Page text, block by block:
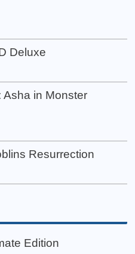
Deluxe
Asha in Monster
Resurrection
Edition